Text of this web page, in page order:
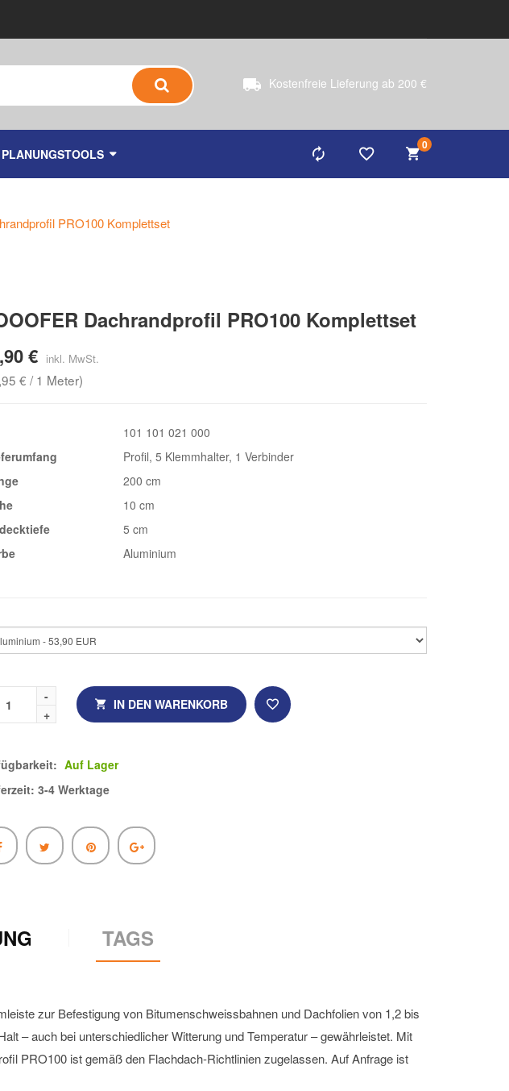
Kostenfreie Lieferung ab 200 €
0
PLANUNGSTOOLS
PRO100 Komplettset
Dachrandprofil PRO100 Komplettset
€
€ / 1 Meter)
101 101 021 000
Profil, 5 Klemmhalter, 1 Verbinder
200 cm
10 cm
5 cm
Aluminium
IN DEN WARENKORB
Auf Lager
3-4 Werktage
TAGS
zur Befestigung von Bitumenschweissbahnen und Dachfolien von 1,2 bis
– auch bei unterschiedlicher Witterung und Temperatur – gewährleistet. Mit
PRO100 ist gemäß den Flachdach-Richtlinien zugelassen. Auf Anfrage ist